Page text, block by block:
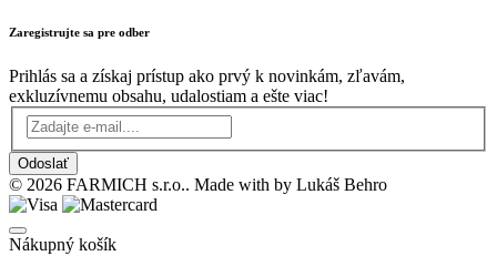
Zaregistrujte sa pre odber
Prihlás sa a získaj prístup ako prvý k novinkám, zľavám,
exkluzívnemu obsahu, udalostiam a ešte viac!
Odoslať
© 2026 FARMICH s.r.o.. Made with by Lukáš Behro
Nákupný košík